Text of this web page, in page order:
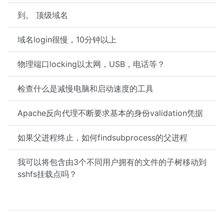
到。 顶级域名
域名login很慢，10分钟以上
物理端口locking以太网，USB，电话等？
检查什么是减慢电脑和启动速度的工具
Apache反向代理不断要求基本的身份validation凭据
如果父进程终止，如何findsubprocess的父进程
我可以将包含由3个不同用户拥有的文件的子树移动到
sshfs挂载点吗？